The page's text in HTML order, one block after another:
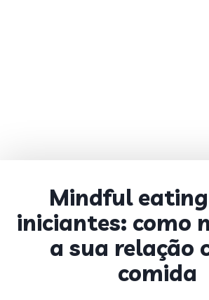
Mindful
iniciantes: como
a sua relação
comida